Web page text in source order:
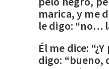
marica, y me
le digo: “no…
Él me dice:
digo: “bueno,